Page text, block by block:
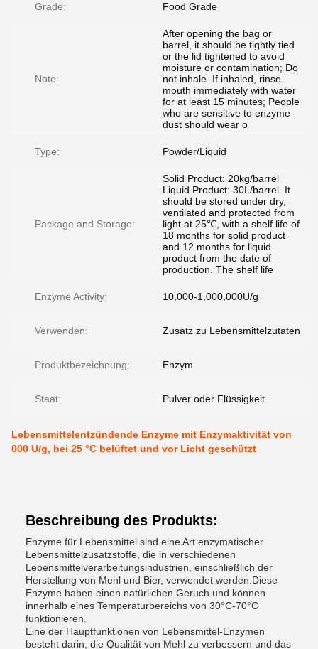
Grade: Food Grade
Note:
After opening the bag or
barrel, it should be tightly tied
or the lid tightened to avoid
moisture or contamination; Do
not inhale. If inhaled, rinse
mouth immediately with water
for at least 15 minutes; People
who are sensitive to enzyme
dust should wear o
Type: Powder/Liquid
Package and Storage:
Solid Product: 20kg/barrel
Liquid Product: 30L/barrel. It
should be stored under dry,
ventilated and protected from
light at 25℃, with a shelf life of
18 months for solid product
and 12 months for liquid
product from the date of
production. The shelf life
Enzyme Activity: 10,000-1,000,000U/g
Verwenden: Zusatz zu Lebensmittelzutaten
Produktbezeichnung: Enzym
Staat: Pulver oder Flüssigkeit
Lebensmittelentzündende Enzyme mit Enzymaktivität von
000 U/g, bei 25 °C belüftet und vor Licht geschützt
Beschreibung des Produkts:
Enzyme für Lebensmittel sind eine Art enzymatischer
Lebensmittelzusatzstoffe, die in verschiedenen
Lebensmittelverarbeitungsindustrien, einschließlich der
Herstellung von Mehl und Bier, verwendet werden.Diese
Enzyme haben einen natürlichen Geruch und können
innerhalb eines Temperaturbereichs von 30°C-70°C
funktionieren.
Eine der Hauptfunktionen von Lebensmittel-Enzymen
besteht darin, die Qualität von Mehl zu verbessern und das